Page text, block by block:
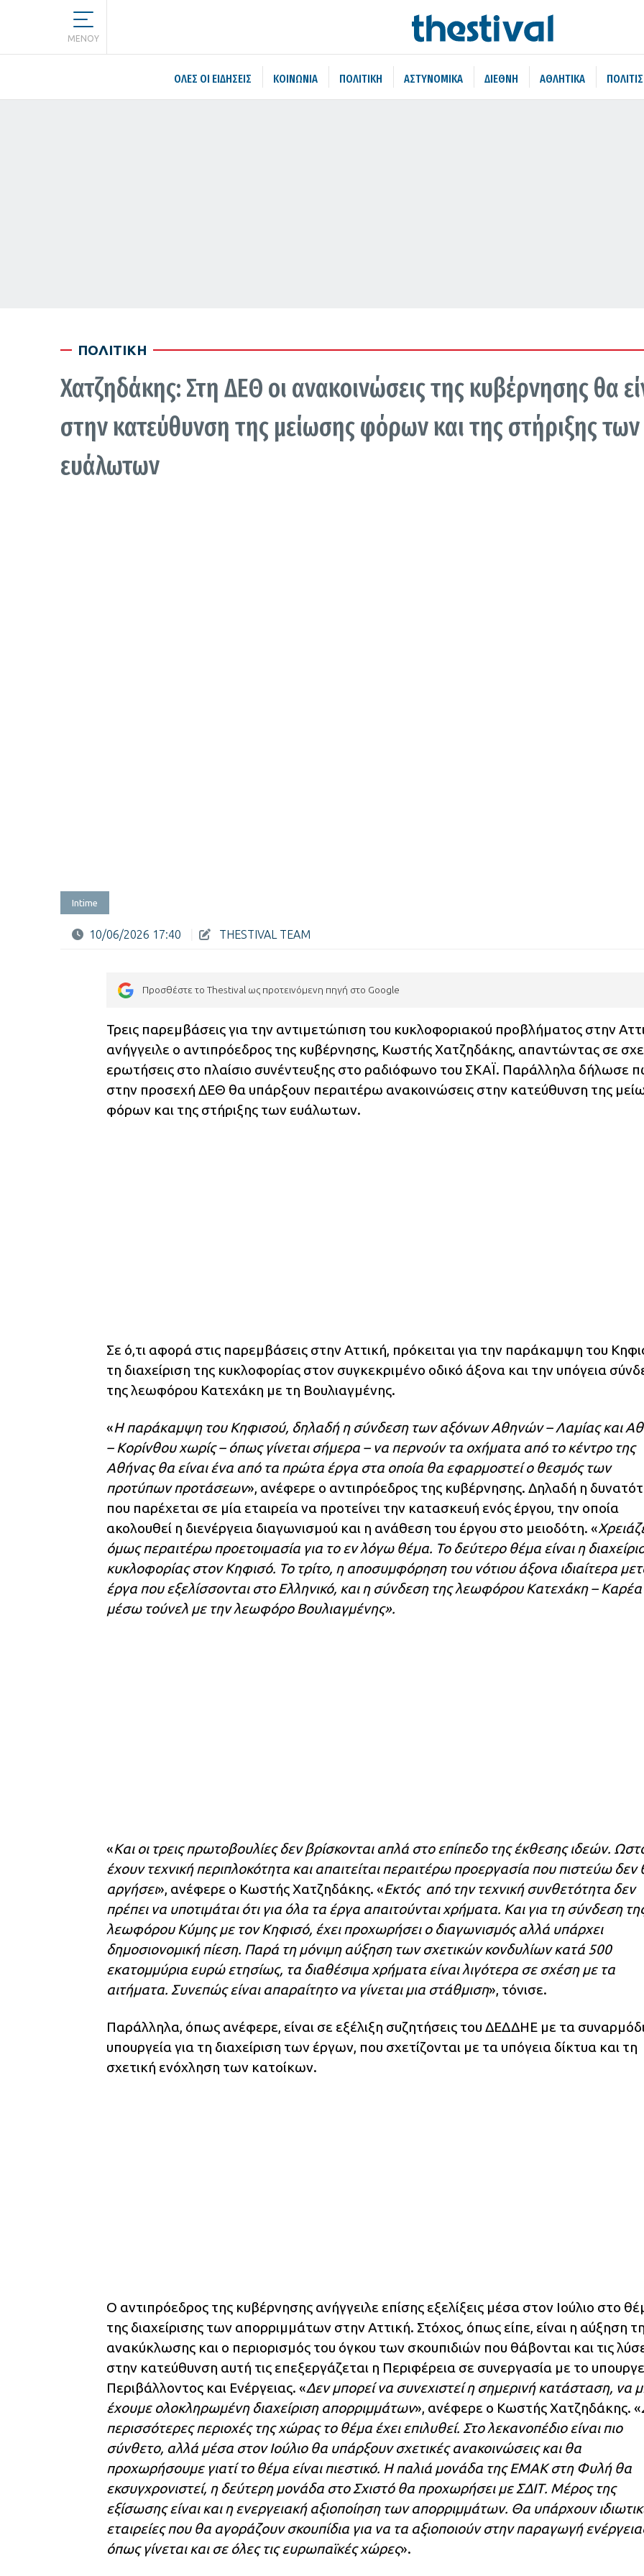
MENOY
ΌΛΕΣ ΟΙ ΕΙΔΉΣΕΙΣ ΚΟΙΝΩΝΙΑ ΠΟΛΙΤΙΚΗ ΑΣΤΥΝΟΜΙΚΑ ΔΙΕΘΝΗ ΑΘΛΗΤΙΚΑ
ΠΟΛΙΤΙΚΗ
Χατζηδάκης: Στη ΔΕΘ οι ανακοινώσεις της κυβέρνησης θα
στην κατεύθυνση της μείωσης φόρων και της στήριξης των
ευάλωτων
Intime
10/06/2026 17:40 THESTIVAL TEAM
Προσθέστε το Thestival ως προτεινόμενη πηγή στο Google
Τρεις παρεμβάσεις για την αντιμετώπιση του κυκλοφοριακού προβλήματος στην
ανήγγειλε ο αντιπρόεδρος της κυβέρνησης, Κωστής Χατζηδάκης, απαντώντας σε
ερωτήσεις στο πλαίσιο συνέντευξης στο ραδιόφωνο του ΣΚΑΪ. Παράλληλα δήλωσε
στην προσεχή ΔΕΘ θα υπάρξουν περαιτέρω ανακοινώσεις στην κατεύθυνση της
φόρων και της στήριξης των ευάλωτων.
Σε ό,τι αφορά στις παρεμβάσεις στην Αττική, πρόκειται για την παράκαμψη του
τη διαχείριση της κυκλοφορίας στον συγκεκριμένο οδικό άξονα και την υπόγεια
της λεωφόρου Κατεχάκη με τη Βουλιαγμένης.
«Η παράκαμψη του Κηφισού, δηλαδή η σύνδεση των αξόνων Αθηνών – Λαμίας και
– Κορίνθου χωρίς – όπως γίνεται σήμερα – να περνούν τα οχήματα από το κέντρο της
Αθήνας θα είναι ένα από τα πρώτα έργα στα οποία θα εφαρμοστεί ο θεσμός των
προτύπων προτάσεων», ανέφερε ο αντιπρόεδρος της κυβέρνησης. Δηλαδή η
που παρέχεται σε μία εταιρεία να προτείνει την κατασκευή ενός έργου, την οποία
ακολουθεί η διενέργεια διαγωνισμού και η ανάθεση του έργου στο μειοδότη. «
όμως περαιτέρω προετοιμασία για το εν λόγω θέμα. Το δεύτερο θέμα είναι η
κυκλοφορίας στον Κηφισό. Το τρίτο, η αποσυμφόρηση του νότιου άξονα ιδιαίτερα
έργα που εξελίσσονται στο Ελληνικό, και η σύνδεση της λεωφόρου Κατεχάκη – Καρέα
μέσω τούνελ με την λεωφόρο Βουλιαγμένης».
«Και οι τρεις πρωτοβουλίες δεν βρίσκονται απλά στο επίπεδο της έκθεσης ιδεών.
έχουν τεχνική περιπλοκότητα και απαιτείται περαιτέρω προεργασία που πιστεύω δεν
αργήσει», ανέφερε ο Κωστής Χατζηδάκης. «Εκτός από την τεχνική συνθετότητα δεν
πρέπει να υποτιμάται ότι για όλα τα έργα απαιτούνται χρήματα. Και για τη σύνδεση
λεωφόρου Κύμης με τον Κηφισό, έχει προχωρήσει ο διαγωνισμός αλλά υπάρχει
δημοσιονομική πίεση. Παρά τη μόνιμη αύξηση των σχετικών κονδυλίων κατά 500
εκατομμύρια ευρώ ετησίως, τα διαθέσιμα χρήματα είναι λιγότερα σε σχέση με τα
αιτήματα. Συνεπώς είναι απαραίτητο να γίνεται μια στάθμιση», τόνισε.
Παράλληλα, όπως ανέφερε, είναι σε εξέλιξη συζητήσεις του ΔΕΔΔΗΕ με τα
υπουργεία για τη διαχείριση των έργων, που σχετίζονται με τα υπόγεια δίκτυα και τη
σχετική ενόχληση των κατοίκων.
Ο αντιπρόεδρος της κυβέρνησης ανήγγειλε επίσης εξελίξεις μέσα στον Ιούλιο στο
της διαχείρισης των απορριμμάτων στην Αττική. Στόχος, όπως είπε, είναι η αύξηση
ανακύκλωσης και ο περιορισμός του όγκου των σκουπιδιών που θάβονται και τις
στην κατεύθυνση αυτή τις επεξεργάζεται η Περιφέρεια σε συνεργασία με το
Περιβάλλοντος και Ενέργειας. «Δεν μπορεί να συνεχιστεί η σημερινή κατάσταση, να
έχουμε ολοκληρωμένη διαχείριση απορριμμάτων», ανέφερε ο Κωστής Χατζηδάκης. «
περισσότερες περιοχές της χώρας το θέμα έχει επιλυθεί. Στο λεκανοπέδιο είναι πιο
σύνθετο, αλλά μέσα στον Ιούλιο θα υπάρξουν σχετικές ανακοινώσεις και θα
προχωρήσουμε γιατί το θέμα είναι πιεστικό. Η παλιά μονάδα της ΕΜΑΚ στη Φυλή θα
εκσυγχρονιστεί, η δεύτερη μονάδα στο Σχιστό θα προχωρήσει με ΣΔΙΤ. Μέρος της
εξίσωσης είναι και η ενεργειακή αξιοποίηση των απορριμμάτων. Θα υπάρχουν
εταιρείες που θα αγοράζουν σκουπίδια για να τα αξιοποιούν στην παραγωγή
όπως γίνεται και σε όλες τις ευρωπαϊκές χώρες».